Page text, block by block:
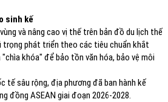
sinh kế
và nâng cao vị thế trên bản đồ du lịch thế
phát triển theo các tiêu chuẩn khắt
khóa" để bảo tồn văn hóa, bảo vệ môi
tế sâu rộng, địa phương đã ban hành kế
đồng ASEAN giai đoạn 2026-2028.